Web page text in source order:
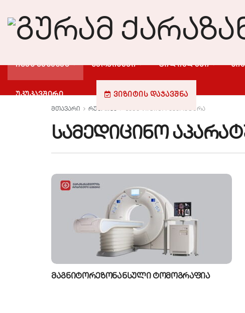
ᲩᲕᲔᲜ ᲨᲔᲡᲐᲮᲔᲑ ᲡᲔᲠᲕᲘᲡᲔᲑᲘ ᲤᲘᲚᲘᲐᲚᲔᲑᲘ
ᲣᲙᲣᲙᲐᲕᲨᲘᲠᲘ ᲕᲘᲖᲘᲢᲘᲡ ᲓᲐᲯᲐᲕᲨᲜᲐ
მთავარი რუბრიკა სამედიცინო აპარატურა
სამედიცინო
მაგნიტორეზონანსული ტომოგრაფია